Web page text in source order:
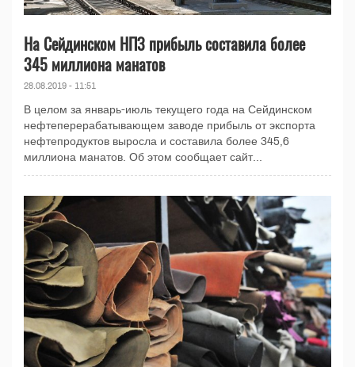
На Сейдинском НПЗ прибыль составила более
345 миллиона манатов
28.08.2019 - 11:51
В целом за январь-июль текущего года на Сейдинском
нефтеперерабатывающем заводе прибыль от экспорта
нефтепродуктов выросла и составила более 345,6
миллиона манатов. Об этом сообщает сайт...